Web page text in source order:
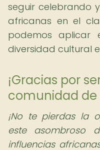
seguir celebrando
africanas en el
podemos aplicar
diversidad cultural
¡Gracias por
comunidad de
¡No te pierdas la
este asombroso
influencias